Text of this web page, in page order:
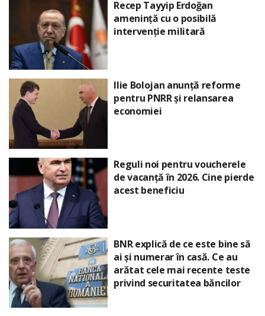
Recep Tayyip Erdoğan
amenință cu o posibilă
intervenție militară
Ilie Bolojan anunță reforme
pentru PNRR și relansarea
economiei
Reguli noi pentru voucherele
de vacanță în 2026. Cine pierde
acest beneficiu
BNR explică de ce este bine să
ai și numerar în casă. Ce au
arătat cele mai recente teste
privind securitatea băncilor